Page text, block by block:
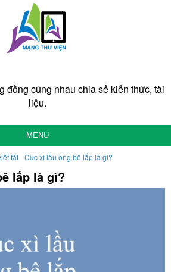
đồng cùng nhau chia sẻ kiến thức, tài
liệu.
MENU
tắt Cục xì lầu ông bê lắp là gì?
lắp là gì?